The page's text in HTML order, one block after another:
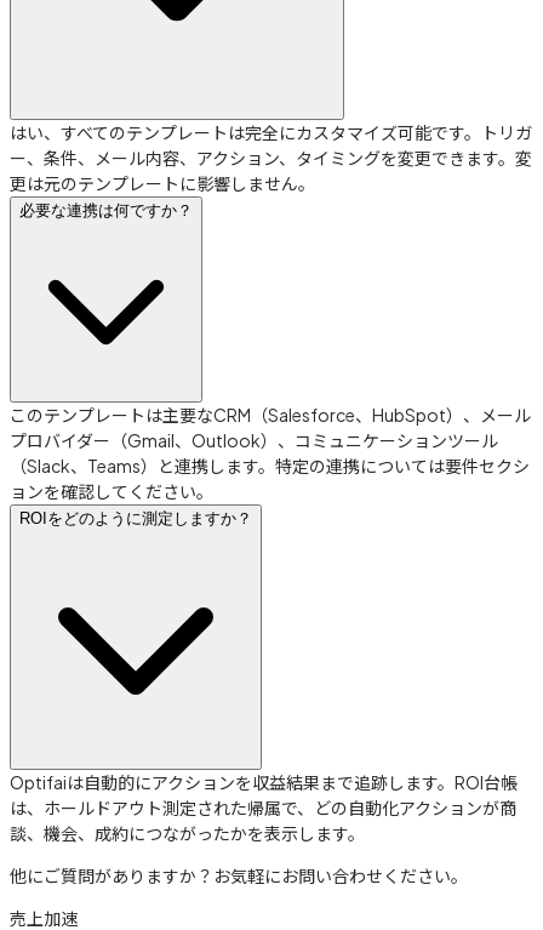
はい、すべてのテンプレートは完全にカスタマイズ可能です。トリガ
ー、条件、メール内容、アクション、タイミングを変更できます。変
更は元のテンプレートに影響しません。
必要な連携は何ですか？
このテンプレートは主要なCRM（Salesforce、HubSpot）、メール
プロバイダー（Gmail、Outlook）、コミュニケーションツール
（Slack、Teams）と連携します。特定の連携については要件セクシ
ョンを確認してください。
ROIをどのように測定しますか？
Optifaiは自動的にアクションを収益結果まで追跡します。ROI台帳
は、ホールドアウト測定された帰属で、どの自動化アクションが商
談、機会、成約につながったかを表示します。
他にご質問がありますか？お気軽にお問い合わせください。
売上加速